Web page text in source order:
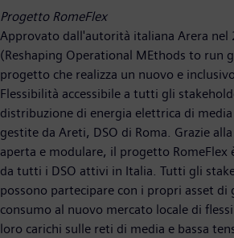
Progetto RomeFlex
Approvato dall'autorità italiana Arera nel
(Reshaping Operational MEthods to run
progetto che realizza un nuovo e
Flessibilità accessibile a tutti gli
distribuzione di energia elettrica di
gestite da Areti, DSO di Roma. Grazie
aperta e modulare, il progetto RomeFlex
da tutti i DSO attivi in Italia. Tutti gli
possono partecipare con i propri asset di
consumo al nuovo mercato locale di
loro carichi sulle reti di media e bassa